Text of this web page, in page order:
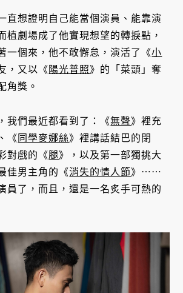
直想證明自己能當個演員、能靠演
植劇場成了他實現想望的轉捩點，
一個來，他不敢懈怠，演活了《小
，又以《 陽光普照》的「菜頭」奪
角獎。
我們最近都看到了：《無聲》裡充
《 同學麥娜絲》裡講話結巴的閉
對戲的《腿》，以及第一部獨挑大
佳男主角的《消失的情人節》⋯⋯
員了，而且，還是一名炙手可熱的